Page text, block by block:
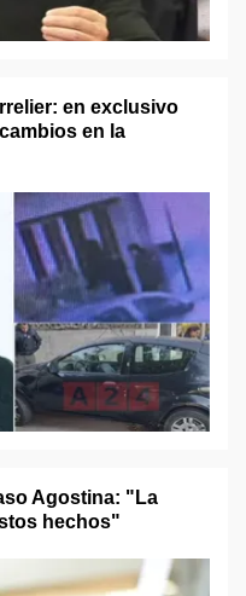
en exclusivo
en la
Agostina: "La
hechos"